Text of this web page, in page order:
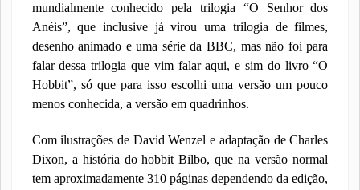
mundialmente conhecido pela trilogia “O Senhor dos
Anéis”, que inclusive já virou uma trilogia de filmes,
desenho animado e uma série da BBC, mas não foi para
falar dessa trilogia que vim falar aqui, e sim do livro “O
Hobbit”, só que para isso escolhi uma versão um pouco
menos conhecida, a versão em quadrinhos.
Com ilustrações de David Wenzel e adaptação de Charles
Dixon, a história do hobbit Bilbo, que na versão normal
tem aproximadamente 310 páginas dependendo da edição,